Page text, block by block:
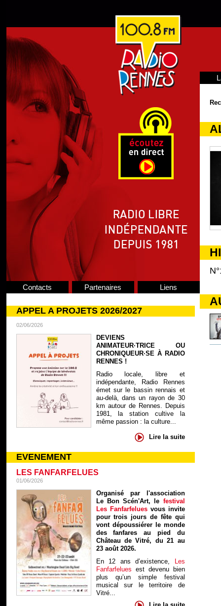
Contacts Partenaires Liens
APPEL A PROJETS 2026/2027
02/06/2026
DEVIENS
ANIMATEUR·TRICE OU
CHRONIQUEUR·SE À RADIO
RENNES !
Radio locale, libre et
indépendante, Radio Rennes
émet sur le bassin rennais et
au-delà, dans un rayon de 30
km autour de Rennes. Depuis
1981, la station cultive la
même passion : la culture...
Lire la suite
EVENEMENT
LES FANFARFELUES
01/06/2026
Organisé par l'association
Le Bon Scén'Art, le festival
Les Fanfarfelues vous invite
pour trois jours de fête qui
vont dépoussiérer le monde
des fanfares au pied du
Château de Vitré, du 21 au
23 août 2026.
En 12 ans d’existence, Les
Fanfarfelues est devenu bien
plus qu’un simple festival
musical sur le territoire de
Vitré...